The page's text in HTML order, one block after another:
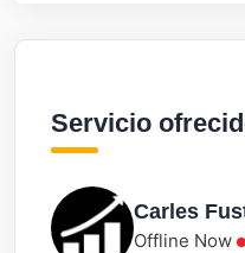
Servicio
Carles
Offline Now